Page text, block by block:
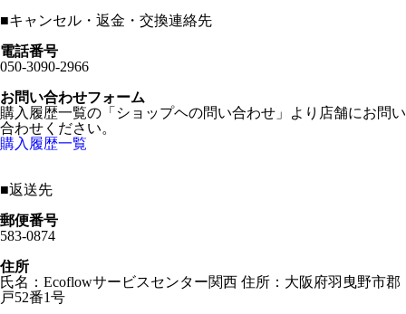
■キャンセル・返金・交換連絡先
電話番号
050-3090-2966
お問い合わせフォーム
購入履歴一覧の「ショップヘの問い合わせ」より店舗にお問い
合わせください。
購入履歴一覧
■返送先
郵便番号
583-0874
住所
氏名：Ecoflowサービスセンター関西 住所：大阪府羽曳野市郡
戸52番1号